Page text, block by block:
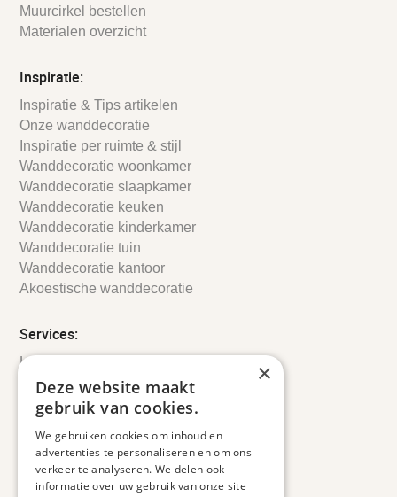
Muurcirkel bestellen
Materialen overzicht
Inspiratie:
Inspiratie & Tips artikelen
Onze wanddecoratie
Inspiratie per ruimte & stijl
Wanddecoratie woonkamer
Wanddecoratie slaapkamer
Wanddecoratie keuken
Wanddecoratie kinderkamer
Wanddecoratie tuin
Wanddecoratie kantoor
Akoestische wanddecoratie
Services:
Leveringsinformatie
Retourbeleid
Informatie
Veelgestelde vragen
Duurzaam ondernemen
×
Deze website maakt
gebruik van cookies.
We gebruiken cookies om inhoud en
advertenties te personaliseren en om ons
verkeer te analyseren. We delen ook
informatie over uw gebruik van onze site